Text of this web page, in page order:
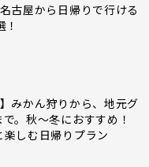
古屋から日帰りで行ける
みかん狩りから、地元グ
。秋〜冬におすすめ！
しむ日帰りプラン